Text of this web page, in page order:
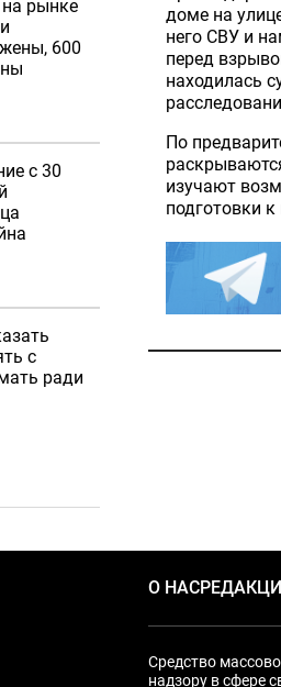
рынке
600
с 30
с
ради
доме на
него СВУ и
перед
находилась
По
изучают
подготовки
О НАС
Средство
надзору в сфере